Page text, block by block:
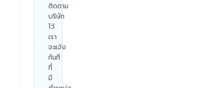
ติดตาม
บริษัท
ไว้
เรา
จะแจ้ง
ทันที
ที่
มี